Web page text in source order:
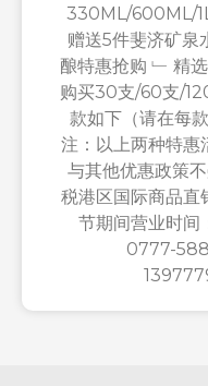
330ML/600ML/
赠送5件斐济矿泉
酿特惠抢购 ﹂ 精
购买30支/60支/
款如下（请在每
注：以上两种特惠
与其他优惠政策
税港区国际商品直
节期间营业时间
0777-